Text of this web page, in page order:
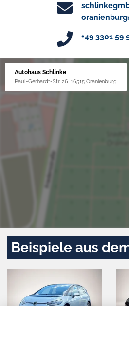
+49 3301 59
Autohaus Schlinke
Paul-Gerhardt-Str. 26, 16515 Oranienburg
Beispiele aus